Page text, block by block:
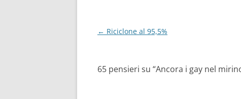
Navigazione
← Riciclone al 95,5%
65 pensieri su “Ancora i gay nel